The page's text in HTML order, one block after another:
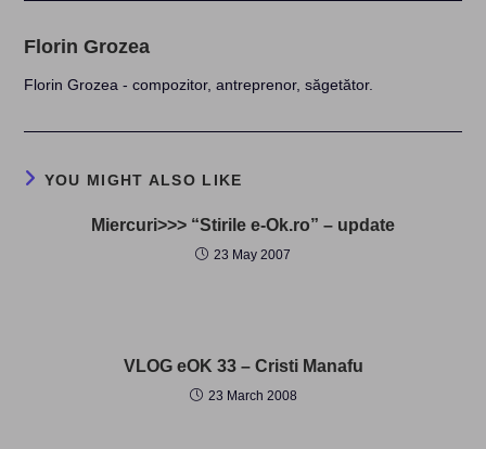
Florin Grozea
Florin Grozea - compozitor, antreprenor, săgetător.
YOU MIGHT ALSO LIKE
Miercuri>>> “Stirile e-Ok.ro” – update
23 May 2007
VLOG eOK 33 – Cristi Manafu
23 March 2008